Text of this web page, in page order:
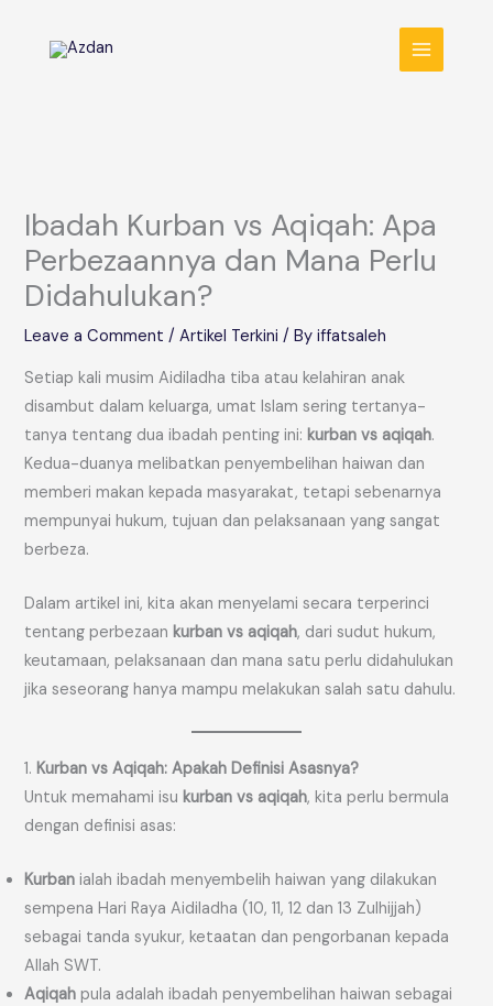
MENU
Ibadah Kurban vs Aqiqah: Apa
Perbezaannya dan Mana Perlu
Didahulukan?
Leave a Comment /Artikel Terkini / Byiffatsaleh
Setiap kali musim Aidiladha tiba atau kelahiran anak
disambut dalam keluarga, umat Islam sering tertanya-
tanya tentang dua ibadah penting ini:kurban vs aqiqah.
Kedua-duanya melibatkan penyembelihan haiwan dan
memberi makan kepada masyarakat, tetapi sebenarnya
mempunyai hukum, tujuan dan pelaksanaan yang sangat
berbeza.
Dalam artikel ini, kita akan menyelami secara terperinci
tentang perbezaankurban vs aqiqah, dari sudut hukum,
keutamaan, pelaksanaan dan mana satu perlu didahulukan
jika seseorang hanya mampu melakukan salah satu dahulu.
1. Kurban vs Aqiqah: Apakah Definisi Asasnya?
Untuk memahami isu kurban vs aqiqah, kita perlu bermula
dengan definisi asas:
Kurban ialah ibadah menyembelih haiwan yang dilakukan
sempena Hari Raya Aidiladha (10, 11, 12 dan 13 Zulhijjah)
sebagai tanda syukur, ketaatan dan pengorbanan kepada
Allah SWT.
Aqiqah pula adalah ibadah penyembelihan haiwan sebagai